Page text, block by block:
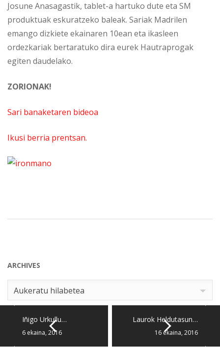
Josune Anasagastik, tablet-a hartuko dute eta SM
produktuak eskuratzeko baleak. Sariak Madrilen
emango dizkiete ekainaren 10ean eta ikasleen
ordezkariak bertaratuko dira eurek Hautraprogak
egiten daudelako.
ZORIONAK!
Sari banaketaren bideoa
Ikusi berria prentsan.
ARCHIVES
Archives
Aukeratu hilabetea
Iñigo Urkullu…
6 ekaina, 2016
Laurok Heldutasun…
16 ekaina, 2016